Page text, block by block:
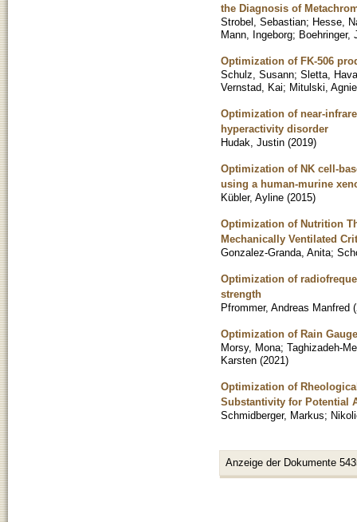
the Diagnosis of
Strobel, Sebastian; Hesse,
Mann, Ingeborg; Boehringer,
Optimization of FK-506
Schulz, Susann; Sletta,
Vernstad, Kai; Mitulski,
Optimization of near-
hyperactivity disorder
Hudak, Justin (2019)
Optimization of NK cell-
using a human-murine
Kübler, Ayline (2015)
Optimization of Nutrition
Mechanically Ventilated
Gonzalez-Granda, Anita;
Optimization of
strength
Pfrommer, Andreas Manfred (
Optimization of Rain
Morsy, Mona; Taghizadeh-
Karsten (2021)
Optimization of
Substantivity for Potential
Schmidberger, Markus;
Anzeige der Dokumente